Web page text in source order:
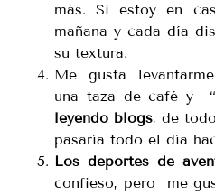
más. Si estoy en
mañana y cada día
su textura.
Me gusta
una taza de café y
leyendo blogs, de
pasaría todo el día
Los deportes de
confieso, pero me